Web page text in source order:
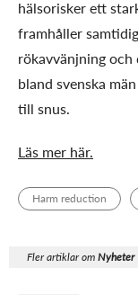
hälsorisker ett
framhåller
rökavvänjning och
bland svenska
till snus.
Läs mer här.
Harm reduction
Fler artiklar omNyheter